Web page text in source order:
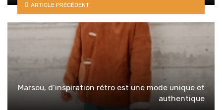
ARTICLE PRÉCÉDENT
Marsou, d’inspiration rétro est une mode unique et
authentique